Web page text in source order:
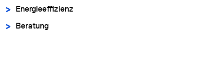
Energieeffizienz
Beratung